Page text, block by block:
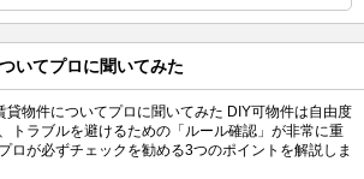
いてプロに聞いてみた
貸物件についてプロに聞いてみた DIY可物件は自由度
トラブルを避けるための「ルール確認」が非常に重
ロが必ずチェックを勧める3つのポイントを解説しま